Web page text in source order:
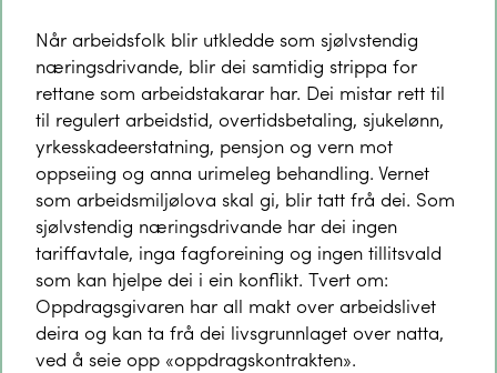
Når arbeidsfolk blir utkledde som sjølvstendig
næringsdrivande, blir dei samtidig strippa for
rettane som arbeidstakarar har. Dei mistar rett til
til regulert arbeidstid, overtidsbetaling, sjukelønn,
yrkesskadeerstatning, pensjon og vern mot
oppseiing og anna urimeleg behandling. Vernet
som arbeidsmiljølova skal gi, blir tatt frå dei. Som
sjølvstendig næringsdrivande har dei ingen
tariffavtale, inga fagforeining og ingen tillitsvald
som kan hjelpe dei i ein konflikt. Tvert om:
Oppdragsgivaren har all makt over arbeidslivet
deira og kan ta frå dei livsgrunnlaget over natta,
ved å seie opp «oppdragskontrakten».